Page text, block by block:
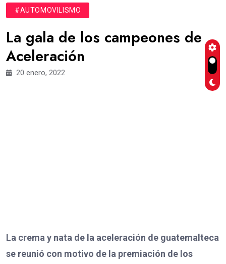
#AUTOMOVILISMO
La gala de los campeones de
Aceleración
20 enero, 2022
La crema y nata de la aceleración de guatemalteca
se reunió con motivo de la premiación de los